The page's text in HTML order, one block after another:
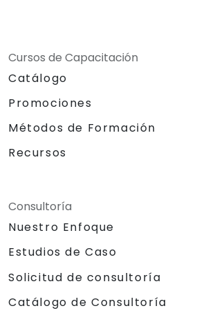
Cursos de Capacitación
Catálogo
Promociones
Métodos de Formación
Recursos
Consultoría
Nuestro Enfoque
Estudios de Caso
Solicitud de consultoría
Catálogo de Consultoría